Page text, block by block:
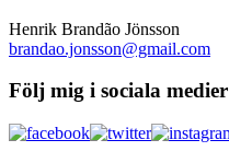
Henrik Brandão Jönsson
brandao.jonsson@gmail.com
Följ mig i sociala medier